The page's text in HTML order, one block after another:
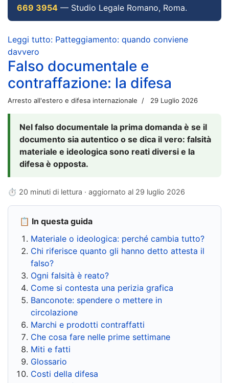
669 3954 — Studio Legale Romano, Roma.
Leggi tutto: Patteggiamento: quando conviene
davvero
Falso documentale e
contraffazione: la difesa
Arresto all'estero e difesa internazionale 29 Luglio 2026
Nel falso documentale la prima domanda è se il
documento sia autentico o se dica il vero: falsità
materiale e ideologica sono reati diversi e la
difesa è opposta.
⏱ 20 minuti di lettura · aggiornato al 29 luglio 2026
📋 In questa guida
Materiale o ideologica: perché cambia tutto?
Chi riferisce quanto gli hanno detto attesta il
falso?
Ogni falsità è reato?
Come si contesta una perizia grafica
Banconote: spendere o mettere in
circolazione
Marchi e prodotti contraffatti
Che cosa fare nelle prime settimane
Miti e fatti
Glossario
Costi della difesa